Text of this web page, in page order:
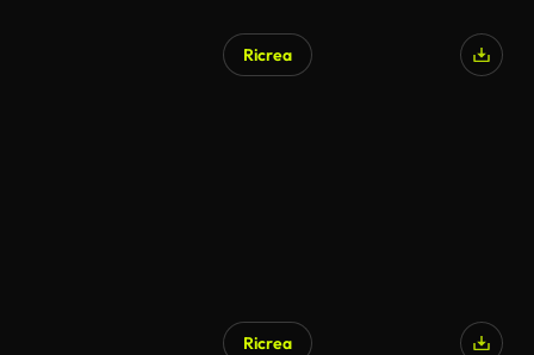
Ricrea
Ricrea